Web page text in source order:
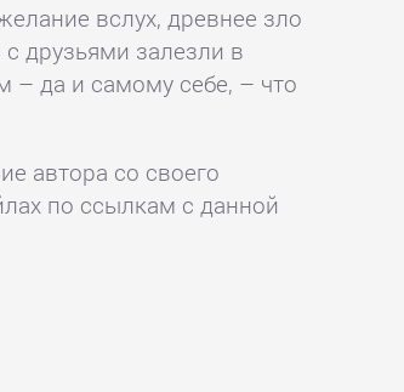
вслух, древнее зло
друзьями залезли в
– да и самому себе, – что
автора со своего
по ссылкам с данной